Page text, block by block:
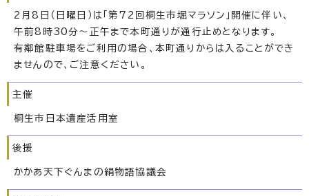
2月8日（日曜日）は「第72回桐生市堀マラソン」開催に伴い、
午前8時30分～正午まで本町通りが通行止めとなります。
有鄰館駐車場をご利用の場合、本町通りからは入ることができ
ませんので、ご注意ください。
主催
桐生市日本遺産活用室
後援
かかあ天下ぐんまの絹物語協議会